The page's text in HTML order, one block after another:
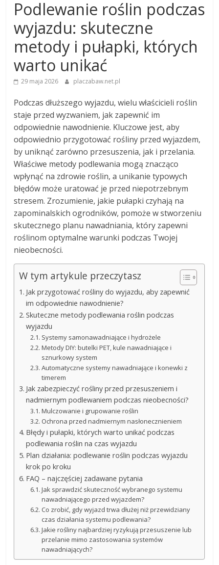
Podlewanie roślin podczas
wyjazdu: skuteczne
metody i pułapki, których
warto unikać
29 maja 2026 placzabaw.net.pl
Podczas dłuższego wyjazdu, wielu właścicieli roślin
staje przed wyzwaniem, jak zapewnić im
odpowiednie nawodnienie. Kluczowe jest, aby
odpowiednio przygotować rośliny przed wyjazdem,
by uniknąć zarówno przesuszenia, jak i przelania.
Właściwe metody podlewania mogą znacząco
wpłynąć na zdrowie roślin, a unikanie typowych
błędów może uratować je przed niepotrzebnym
stresem. Zrozumienie, jakie pułapki czyhają na
zapominalskich ogrodników, pomoże w stworzeniu
skutecznego planu nawadniania, który zapewni
roślinom optymalne warunki podczas Twojej
nieobecności.
W tym artykule przeczytasz
Jak przygotować rośliny do wyjazdu, aby zapewnić
im odpowiednie nawodnienie?
Skuteczne metody podlewania roślin podczas
wyjazdu
Systemy samonawadniające i hydrożele
Metody DIY: butelki PET, kule nawadniające i
sznurkowy system
Automatyczne systemy nawadniające i konewki z
timerem
Jak zabezpieczyć rośliny przed przesuszeniem i
nadmiernym podlewaniem podczas nieobecności?
Mulczowanie i grupowanie roślin
Ochrona przed nadmiernym nasłonecznieniem
Błędy i pułapki, których warto unikać podczas
podlewania roślin na czas wyjazdu
Plan działania: podlewanie roślin podczas wyjazdu
krok po kroku
FAQ – najczęściej zadawane pytania
Jak sprawdzić skuteczność wybranego systemu
nawadniającego przed wyjazdem?
Co zrobić, gdy wyjazd trwa dłużej niż przewidziany
czas działania systemu podlewania?
Jakie rośliny najbardziej ryzykują przesuszenie lub
przelanie mimo zastosowania systemów
nawadniających?